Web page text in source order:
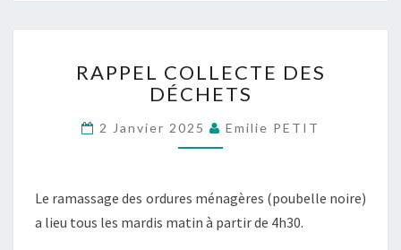
COLLECTE
DES
RAPPEL COLLECTE DES
DÉCHETS
2 Janvier 2025 Emilie PETIT
Le ramassage des ordures ménagères (poubelle noire)
a lieu tous les mardis matin à partir de 4h30.